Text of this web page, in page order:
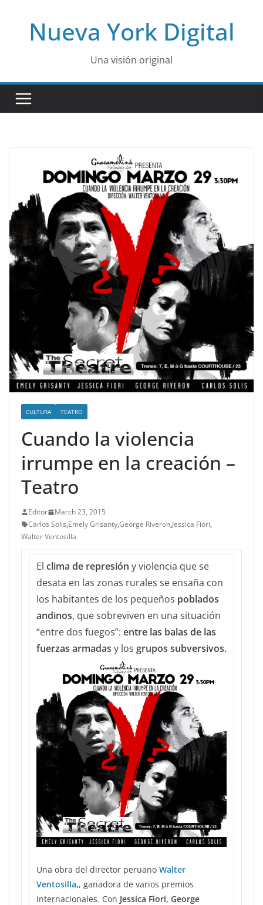
contentNueva York Digital
Una visión original
CULTURA TEATRO
Cuando la violencia
irrumpe en la creación –
Teatro
Editor
March 23, 2015
Carlos Solis,Emely Grisanty,George Riveron,Jessica Fiori,
Walter Ventosilla
El clima de represión y violencia que se
desata en las zonas rurales se ensaña con
los habitantes de los pequeños poblados
andinos, que sobreviven en una situación
“entre dos fuegos”: entre las balas de las
fuerzas armadas y los grupos subversivos.
Una obra del director peruano Walter
Ventosilla,, ganadora de varios premios
internacionales. Con Jessica Fiori, George